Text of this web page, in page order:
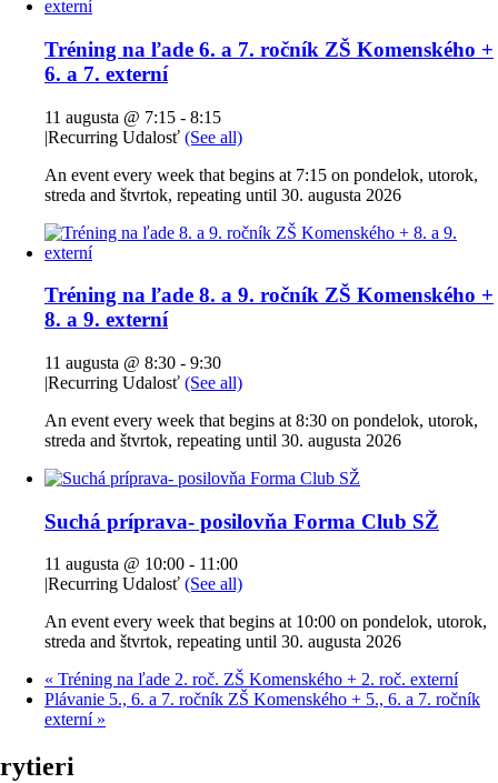
Tréning na ľade 6. a 7. ročník ZŠ Komenského +
6. a 7. externí
11 augusta @ 7:15 - 8:15
|Recurring Udalosť (See all)
An event every week that begins at 7:15 on pondelok, utorok,
streda and štvrtok, repeating until 30. augusta 2026
Tréning na ľade 8. a 9. ročník ZŠ Komenského +
8. a 9. externí
11 augusta @ 8:30 - 9:30
|Recurring Udalosť (See all)
An event every week that begins at 8:30 on pondelok, utorok,
streda and štvrtok, repeating until 30. augusta 2026
Suchá príprava- posilovňa Forma Club SŽ
11 augusta @ 10:00 - 11:00
Recurring Udalosť (See all)
An event every week that begins at 10:00 on pondelok, utorok,
streda and štvrtok, repeating until 30. augusta 2026
« Tréning na ľade 2. roč. ZŠ Komenského + 2. roč. externí
Plávanie 5., 6. a 7. ročník ZŠ Komenského + 5., 6. a 7. ročník
externí »
rytieri